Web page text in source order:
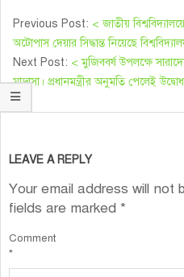
Previous Post: < জাতীয়
অটোপাস দেয়ার সিদ্ধান্ত নিয়েছে
Next Post: < মুজিববর্ষ উপলক্ষে
মাদ্রাসা। প্রধানমন্ত্রীর অনুমতি পেলেই
LEAVE A REPLY
Your email address will not
fields are marked *
Comment
*